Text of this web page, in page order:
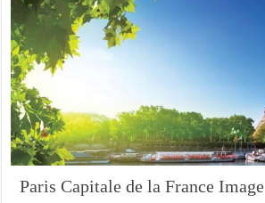
Paris Capitale de la France Image